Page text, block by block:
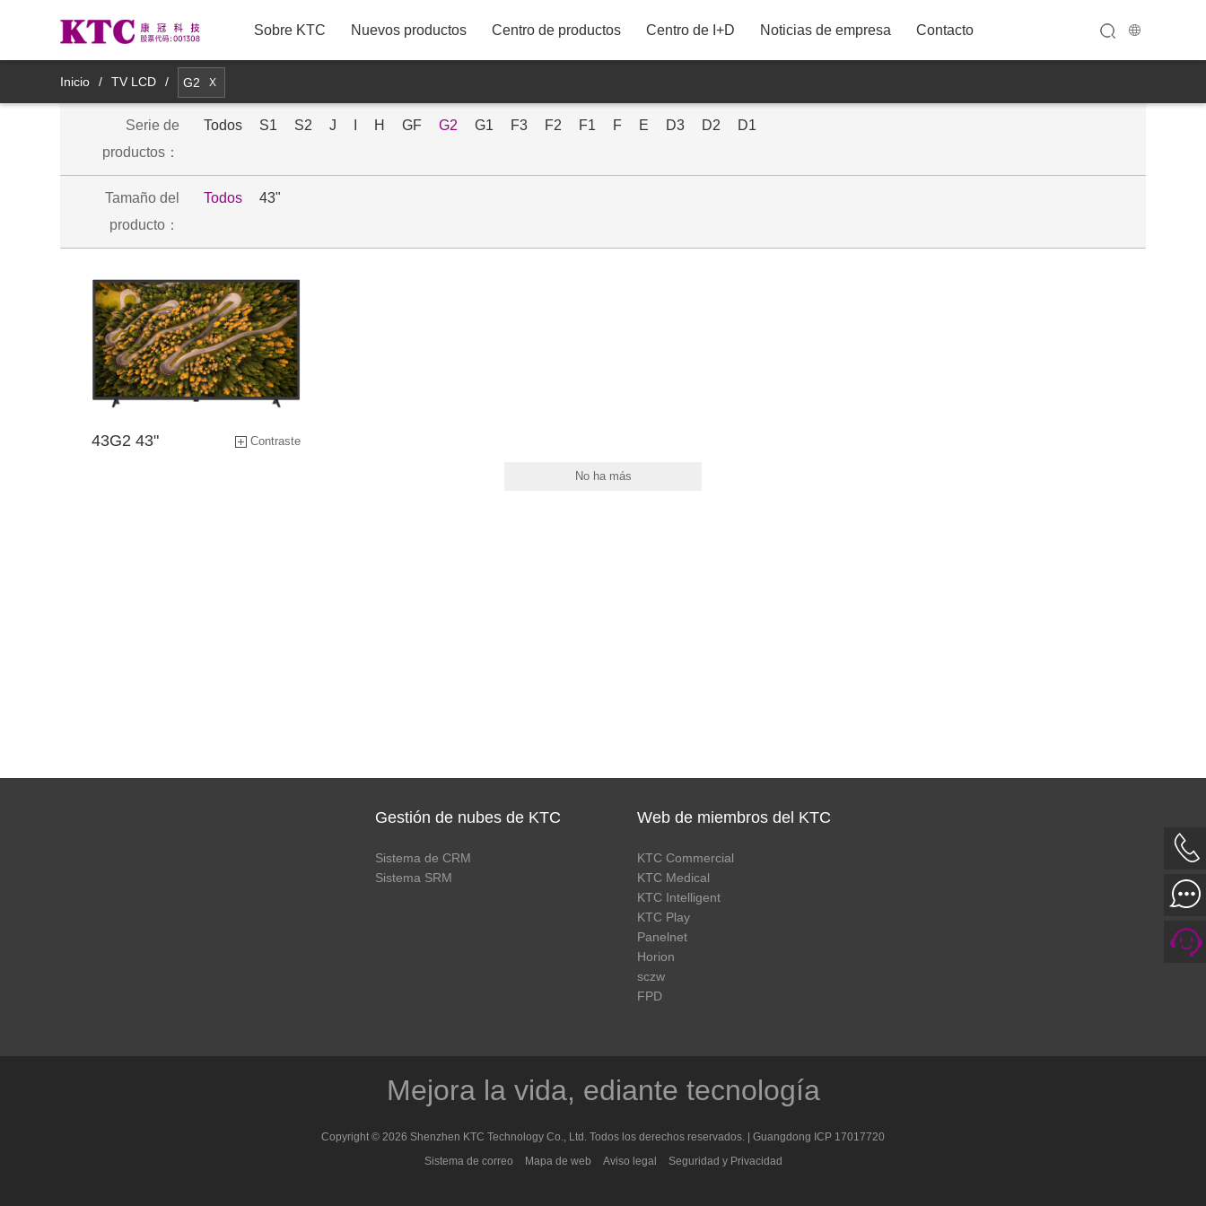
Sobre KTC Nuevos productos Centro de productos Centro de I+D Noticias de empresa Contacto
8M11YDT 43M21UDT
TV LCD
Monitores comerciales
Monitores médicos
Productos de pantalla espejo
inteligente
Productos de Pantallas
Inteligentes Móviles
Productos accesorios inteligentes
Brillo de Control Industrial
75"
Inicio / TV LCD / G2 X
Serie de
productos：
Todos S1 S2 J H GF G2 G1 F3 F2 F1 F E D3 D2 D1
Tamaño del
producto：
Todos 43"
43G2 43" Contraste
No ha más
Gestión de nubes de KTC
Sistema de CRM
Sistema SRM
Web de miembros del KTC
KTC Commercial
KTC Medical
KTC Intelligent
KTC Play
Panelnet
Horion
sczw
FPD
Mejora la vida, ediante tecnología
Copyright © 2026 Shenzhen KTC Technology Co., Ltd. Todos los derechos reservados. | Guangdong ICP 17017720
Sistema de correo
Mapa de web Aviso legal Seguridad y Privacidad